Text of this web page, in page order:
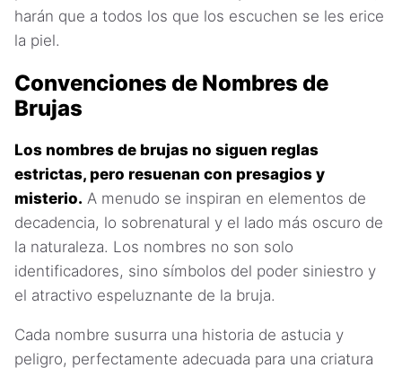
harán que a todos los que los escuchen se les erice
la piel.
Convenciones de Nombres de
Brujas
Los nombres de brujas no siguen reglas
estrictas, pero resuenan con presagios y
misterio. A menudo se inspiran en elementos de
decadencia, lo sobrenatural y el lado más oscuro de
la naturaleza. Los nombres no son solo
identificadores, sino símbolos del poder siniestro y
el atractivo espeluznante de la bruja.
Cada nombre susurra una historia de astucia y
peligro, perfectamente adecuada para una criatura